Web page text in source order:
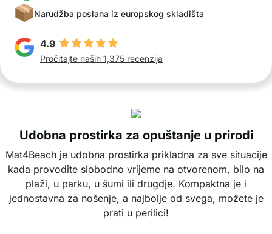
Narudžba poslana iz europskog skladišta
4.9
Pročitajte naših 1,375 recenzija
Udobna prostirka za opuštanje u prirodi
Mat4Beach je udobna prostirka prikladna za sve situacije
kada provodite slobodno vrijeme na otvorenom, bilo na
plaži, u parku, u šumi ili drugdje. Kompaktna je i
jednostavna za nošenje, a najbolje od svega, možete je
prati u perilici!